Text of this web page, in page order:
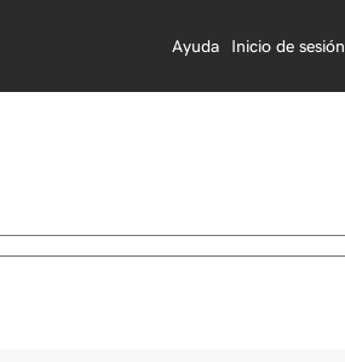
Ayuda Inicio de sesión